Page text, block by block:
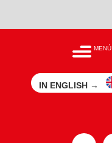
MENÚ
IN ENGLISH →